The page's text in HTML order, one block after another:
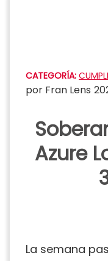
CATEGORÍA:
por Fran Lens
Azure
La semana